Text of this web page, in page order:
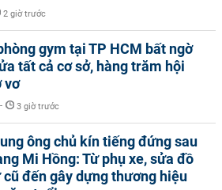
2 giờ trước
gym tại TP HCM bất ngờ
tất cả cơ sở, hàng trăm hội
vơ
- 3 giờ trước
ông chủ kín tiếng đứng sau
Mi Hồng: Từ phụ xe, sửa đồ
đến gây dựng thương hiệu